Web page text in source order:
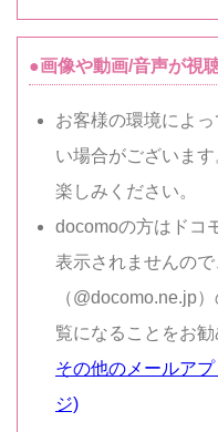
●画像や動画/音声が視
お客様の環境によ
い場合がございま
楽しみください。
docomoの方はドコ
表示されませんの
（@docomo.ne.jp
覧になることをお勧
その他のメールア
ジ)